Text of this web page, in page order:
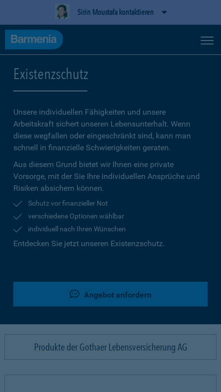
Sirin Moustafa kontaktieren
Existenzschutz
Unsere individuellen Fähigkeiten und unsere
Arbeitskraft sichert unseren Lebensunterhalt. Wenn
diese wegfallen oder eingeschränkt sind, kann man
schnell in finanzielle Schwierigkeiten geraten.
Aus diesem Grund bietet wir Ihnen eine private
Vorsorge, mit der Sie Ihre individuellen Ansprüche und
Risiken absichern können.
Schutz vor finanzieller Not
verschiedene Optionen wählbar
individuell nach Ihren Wünschen
Entdecken Sie jetzt unseren Existenzschutz.
Angebot anfordern
Produkte der Gothaer Lebensversicherung AG